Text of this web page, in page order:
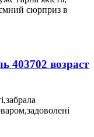
сюрприз в
403702 возраст